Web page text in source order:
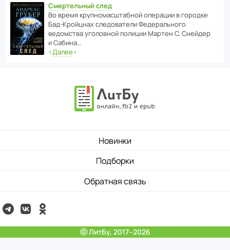
Смертельный след
Во время круп­но­мас­ш­та­бной операции в городке
Бад‑Крой­цнах следо­ва­тели Феде­раль­ного
ведомства уголо­вной полиции Мартен С. Снейдер
и Сабина…
‹Далее›
Новинки
Подборки
Обратная связь
ⓒ ЛитБу, 2017–2026